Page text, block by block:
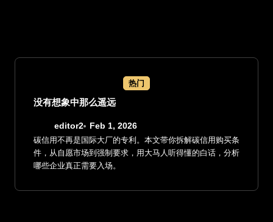
热门
没有想象中那么遥远
editor2 Feb 1, 2026
碳信用不再是国际大厂的专利。本文带你拆解碳信用购买条
件，从自愿市场到强制要求，用大马人听得懂的白话，分析
哪些企业真正需要入场。